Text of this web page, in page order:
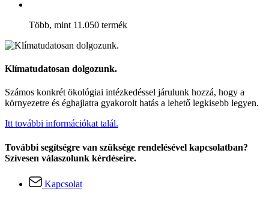
Több, mint 11.050 termék
Klímatudatosan dolgozunk.
Számos konkrét ökológiai intézkedéssel járulunk hozzá, hogy a
környezetre és éghajlatra gyakorolt hatás a lehető legkisebb legyen.
Itt további információkat talál.
További segítségre van szüksége rendelésével kapcsolatban?
Szívesen válaszolunk kérdéseire.
Kapcsolat